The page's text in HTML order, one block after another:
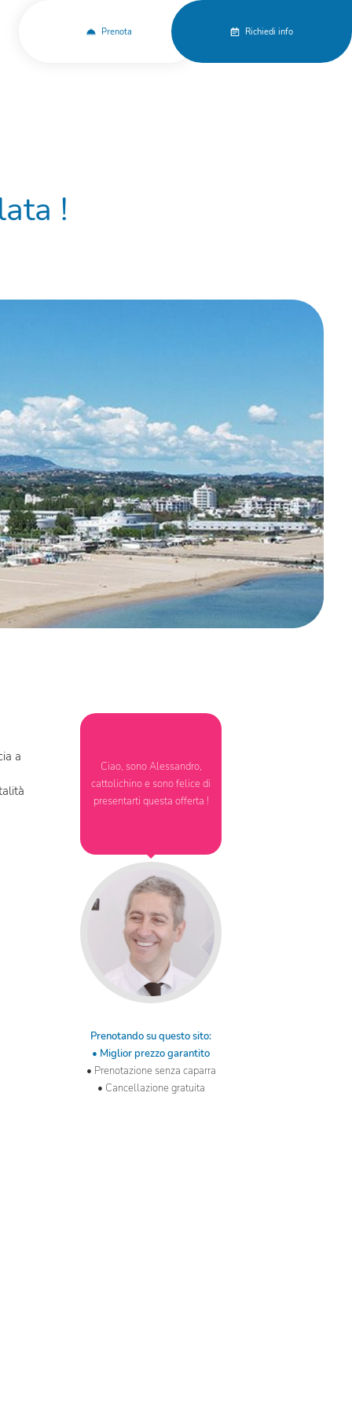
Prenota Richiedi info
!
a
Ciao, sono Alessandro,
cattolichino e sono felice di
presentarti questa offerta !
Prenotando su questo sito:
• Miglior prezzo garantito
• Prenotazione senza caparra
• Cancellazione gratuita